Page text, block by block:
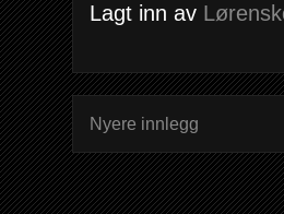
Lagt inn av
Nyere innlegg